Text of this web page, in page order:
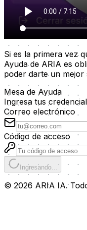
Si es la primera vez
Ayuda de ARIA es
poder darte un mejor
Mesa de Ayuda
Ingresa tus
Correo electrónico
Código de acceso
Ingresando...
© 2026 ARIA IA.